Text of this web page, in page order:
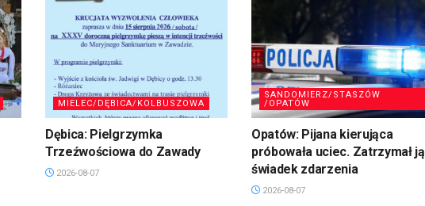
MIELEC/DĘBICA/KOLBUSZOWA
Dębica: Pielgrzymka
Trzeźwościowa do Zawady
2026-08-07
SANDOMIERZ/STASZÓW
/OPATÓW
Opatów: Pijana kierująca
próbowała uciec. Zatrzymał ją
świadek zdarzenia
2026-08-07